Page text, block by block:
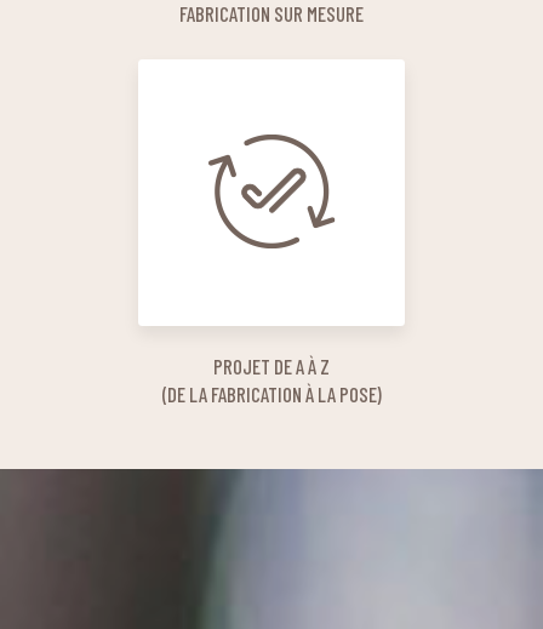
FABRICATION SUR MESURE
PROJET DE A À Z
(DE LA FABRICATION À LA POSE)